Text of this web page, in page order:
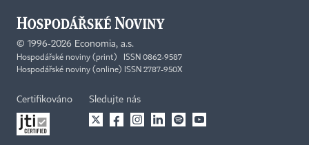
© 1996-2026 Economia, a.s.
Hospodářské noviny (print) ISSN 0862-9587
Hospodářské noviny (online) ISSN 2787-950X
Certifikováno Sledujte nás